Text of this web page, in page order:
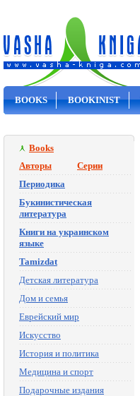
BOOKS BOOKINIST
Books
Авторы
Серии
Периодика
Букинистическая
литература
Книги на украинском
языке
Tamizdat
Детская литература
Дом и семья
Еврейский мир
Искусство
История и политика
Медицина и спорт
Подарочные издания